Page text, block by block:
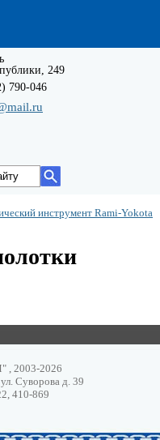
249
790-046
инструмент Rami-Yokota
2003-2026
Суворова д. 39
410-869